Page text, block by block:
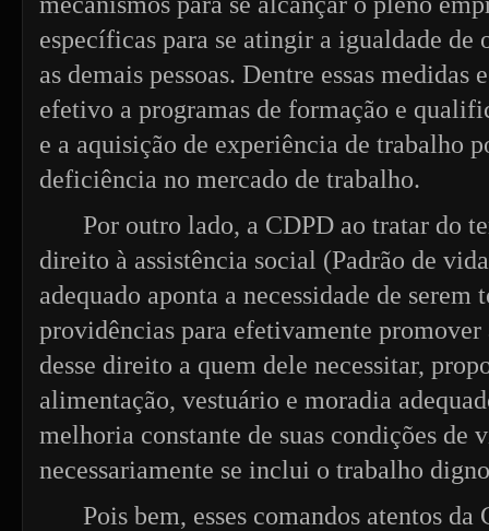
específicas para se atingir a igualdade de
as demais pessoas. Dentre essas medidas
efetivo a programas de formação e
e a aquisição de experiência de trabalho
deficiência no mercado de trabalho.
Por outro lado, a CDPD ao tratar do
direito à assistência social (Padrão de
adequado aponta a necessidade de serem
providências para efetivamente
desse direito a quem dele necessitar,
alimentação, vestuário e moradia
melhoria constante de suas condições de
necessariamente se inclui o trabalho
Pois bem, esses comandos atentos da